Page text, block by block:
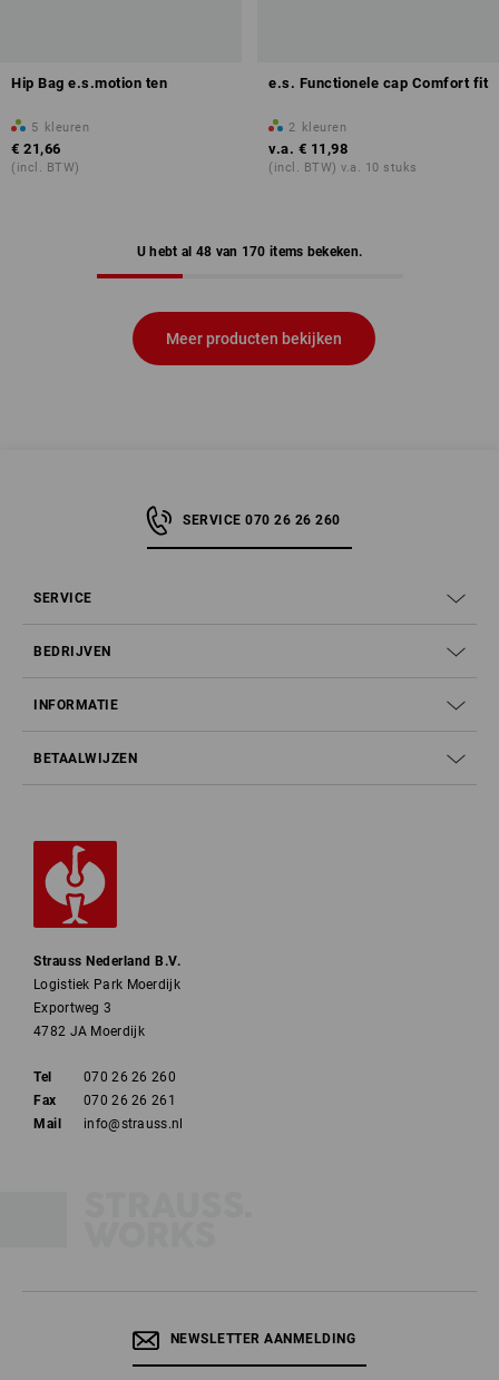
Hip Bag e.s.motion ten
5 kleuren
€ 21,66
(incl. BTW)
e.s. Functionele cap Comfort fit
2 kleuren
v.a. € 11,98
(incl. BTW) v.a. 10 stuks
U hebt al 48 van 170 items bekeken.
Meer producten bekijken
SERVICE 070 26 26 260
SERVICE
BEDRIJVEN
INFORMATIE
BETAALWIJZEN
Strauss Nederland B.V.
Logistiek Park Moerdijk
Exportweg 3
4782 JA Moerdijk
Tel
070 26 26 260
Fax
070 26 26 261
Mail
info@strauss.nl
NEWSLETTER AANMELDING